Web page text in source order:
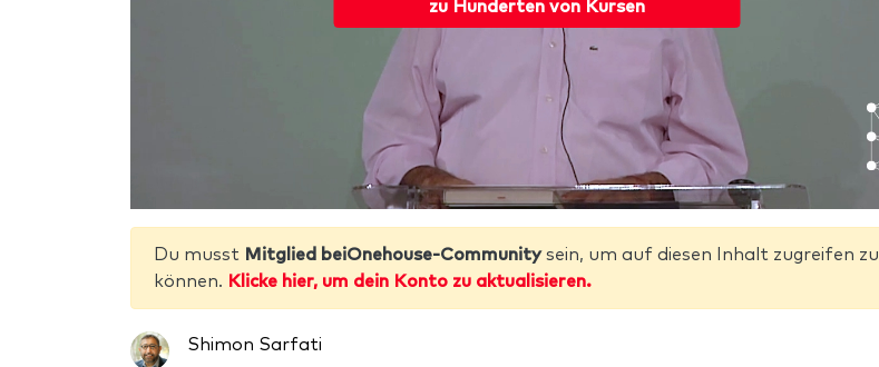
zu Hunderten von Kursen
Du musst Mitglied beiOnehouse-Communitysein, um auf diesen Inhalt zugreifen zu
können. Klicke hier, um dein Konto zu aktualisieren.
Shimon Sarfati